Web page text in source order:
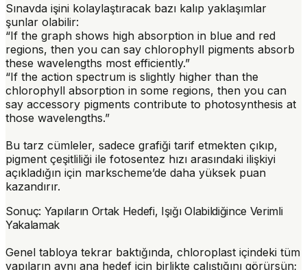
Sınavda işini kolaylaştıracak bazı kalıp yaklaşımlar
şunlar olabilir:
“If the graph shows high absorption in blue and red
regions, then you can say chlorophyll pigments absorb
these wavelengths most efficiently.”
“If the action spectrum is slightly higher than the
chlorophyll absorption in some regions, then you can
say accessory pigments contribute to photosynthesis at
those wavelengths.”
Bu tarz cümleler, sadece grafiği tarif etmekten çıkıp,
pigment çeşitliliği ile fotosentez hızı arasındaki ilişkiyi
açıkladığın için markscheme’de daha yüksek puan
kazandırır.
Sonuç: Yapıların Ortak Hedefi, Işığı Olabildiğince Verimli
Yakalamak
Genel tabloya tekrar baktığında, chloroplast içindeki tüm
yapıların aynı ana hedef için birlikte çalıştığını görürsün;